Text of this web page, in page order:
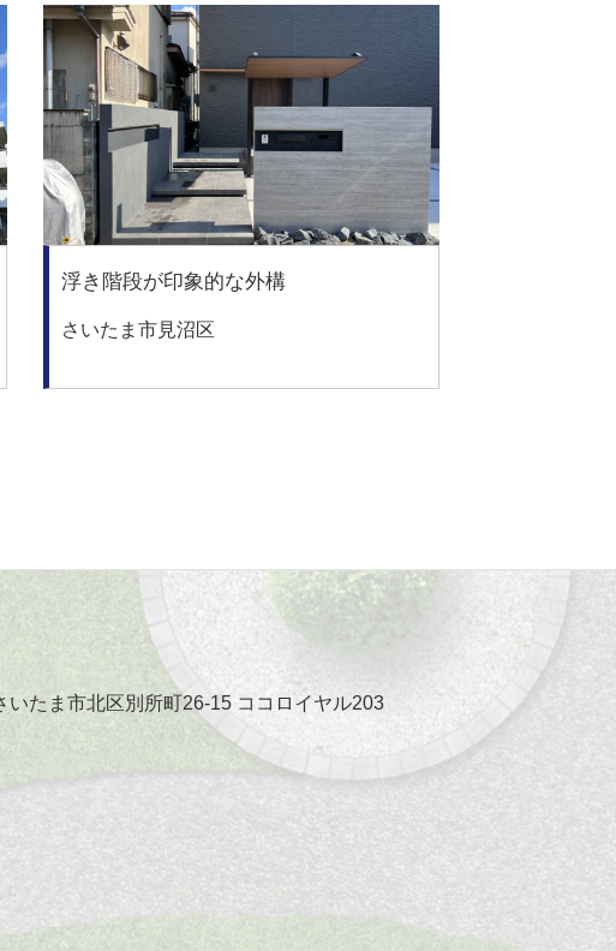
浮き階段が印象的な外構
さいたま市見沼区
いたま市北区別所町26-15 ココロイヤル203